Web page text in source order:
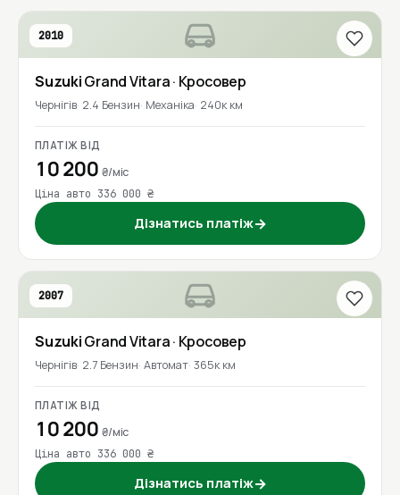
2010
SuzukiGrand Vitara· Кросовер
Чернігів 2.4 Бензин Механіка 240к км
ПЛАТІЖ ВІД
10 200 ₴/міс
Ціна авто 336 000 ₴
Дізнатись платіж→
2007
SuzukiGrand Vitara· Кросовер
Чернігів 2.7 Бензин Автомат 365к км
ПЛАТІЖ ВІД
10 200 ₴/міс
Ціна авто 336 000 ₴
Дізнатись платіж→